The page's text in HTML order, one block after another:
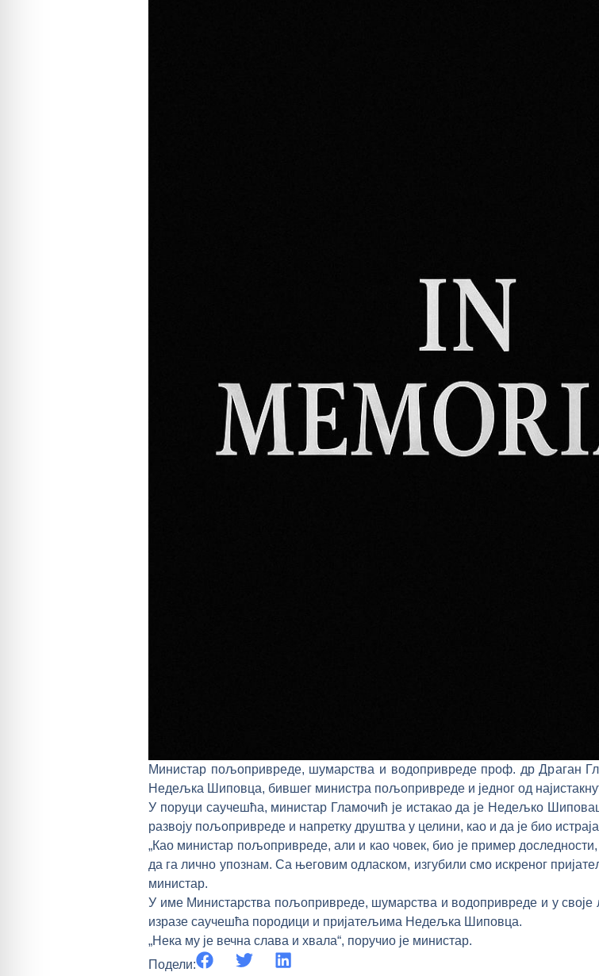
Министар пољопривреде, шумарства и водопривреде проф. др Драган
Недељка Шиповца, бившег министра пољопривреде и једног од
У поруци саучешћа, министар Гламочић је истакао да је Недељко
развоју пољопривреде и напретку друштва у целини, као и да је био
„Као министар пољопривреде, али и као човек, био је пример
да га лично упознам. Са његовим одласком, изгубили смо искреног
министар.
У име Министарства пољопривреде, шумарства и водопривреде и у своје
изразе саучешћа породици и пријатељима Недељка Шиповца.
„Нека му је вечна слава и хвала“, поручио је министар.
Подели: